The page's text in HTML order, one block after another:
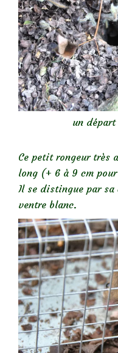
un
Ce petit rongeur très
long (+ 6 à 9 cm
Il se distingue par sa
ventre blanc.